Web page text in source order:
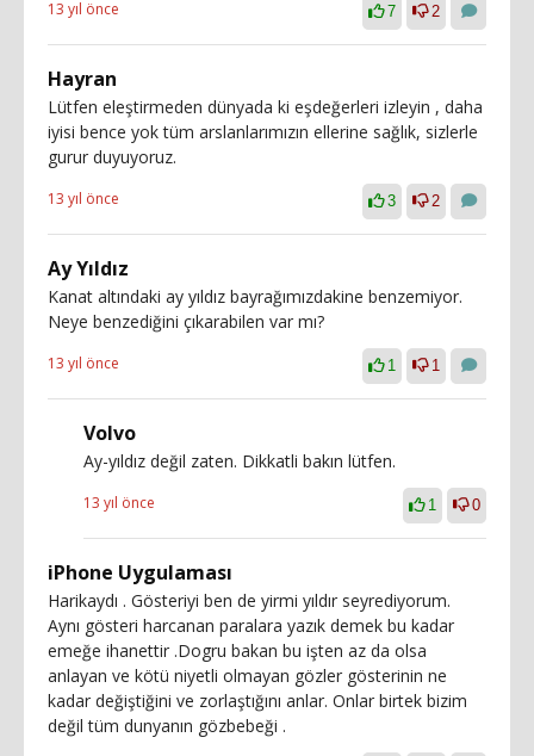
13 yıl önce 7 2
Hayran
Lütfen eleştirmeden dünyada ki eşdeğerleri izleyin , daha
iyisi bence yok tüm arslanlarımızın ellerine sağlık, sizlerle
gurur duyuyoruz.
13 yıl önce 3 2
Ay Yıldız
Kanat altındaki ay yıldız bayrağımızdakine benzemiyor.
Neye benzediğini çıkarabilen var mı?
13 yıl önce 1 1
Volvo
Ay-yıldız değil zaten. Dikkatli bakın lütfen.
13 yıl önce 1 0
iPhone Uygulaması
Harikaydı . Gösteriyi ben de yirmi yıldır seyrediyorum.
Aynı gösteri harcanan paralara yazık demek bu kadar
emeğe ihanettir .Dogru bakan bu işten az da olsa
anlayan ve kötü niyetli olmayan gözler gösterinin ne
kadar değiştiğini ve zorlaştığını anlar. Onlar birtek bizim
değil tüm dunyanın gözbebeği .